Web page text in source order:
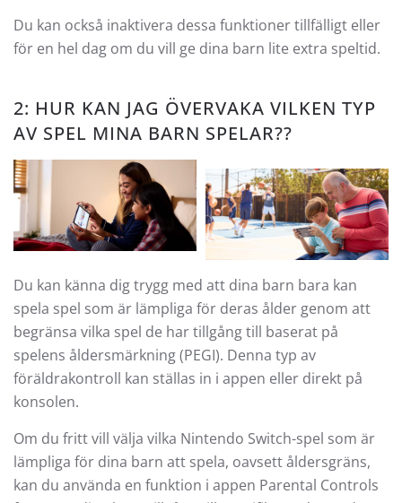
Du kan också inaktivera dessa funktioner tillfälligt eller
för en hel dag om du vill ge dina barn lite extra speltid.
2: HUR KAN JAG ÖVERVAKA VILKEN TYP
AV SPEL MINA BARN SPELAR??
Du kan känna dig trygg med att dina barn bara kan
spela spel som är lämpliga för deras ålder genom att
begränsa vilka spel de har tillgång till baserat på
spelens åldersmärkning (PEGI). Denna typ av
föräldrakontroll kan ställas in i appen eller direkt på
konsolen.
Om du fritt vill välja vilka Nintendo Switch-spel som är
lämpliga för dina barn att spela, oavsett åldersgräns,
kan du använda en funktion i appen Parental Controls